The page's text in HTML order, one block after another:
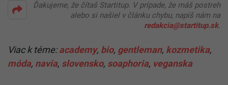
Ďakujeme, že čítaš Startitup. V prípade, že máš postreh
alebo si našiel v článku chybu, napíš nám na
redakcia@startitup.sk.
Viac k téme:academy, bio, gentleman, kozmetika,
móda, navia, slovensko, soaphoria, veganska